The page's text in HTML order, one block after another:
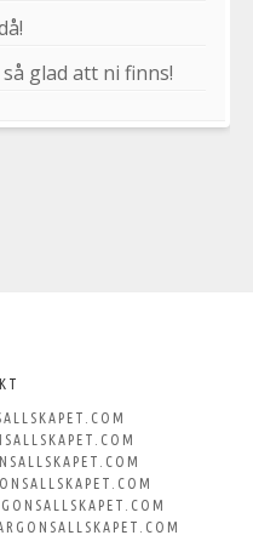
glad att ni finns!